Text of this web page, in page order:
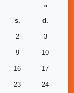
»
s. d.
2 3
9 10
16 17
23 24